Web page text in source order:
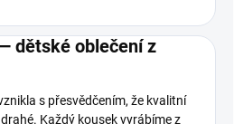
dětské oblečení z
s přesvědčením, že kvalitní
Každý kousek vyrábíme z